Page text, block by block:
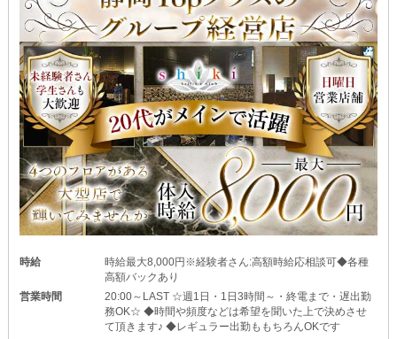
時給
時給最大8,000円※経験者さん:高額時給応相談可◆各種
高額バックあり
営業時間
20:00～LAST ☆週1日・1日3時間～・終電まで・遅出勤
務OK☆ ◆時間や頻度などは希望を聞いた上で決めさせ
て頂きます♪ ◆レギュラー出勤ももちろんOKです